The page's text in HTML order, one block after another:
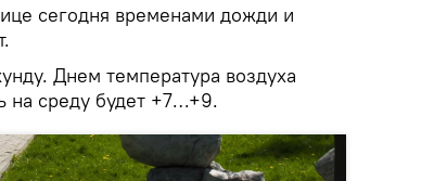
сегодня временами дожди и
Днем температура воздуха
на среду будет +7…+9.